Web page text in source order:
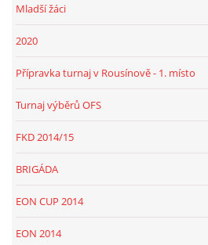
Mladší žáci
2020
Přípravka turnaj v Rousínově - 1. místo
Turnaj výběrů OFS
FKD 2014/15
BRIGÁDA
EON CUP 2014
EON 2014